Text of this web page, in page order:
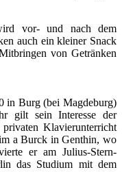
vor- und nach dem
auch ein kleiner Snack
von Getränken
in Burg (bei Magdeburg)
gilt sein Interesse der
Klavierunterricht
a Burck in Genthin, wo
er am Julius-Stern-
das Studium mit dem